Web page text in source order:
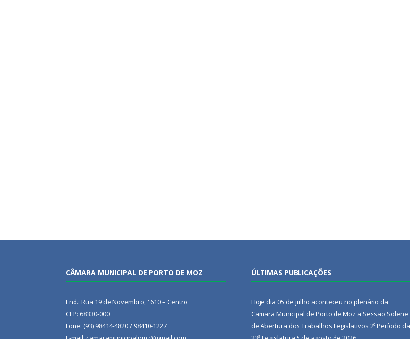
CÂMARA MUNICIPAL DE PORTO DE MOZ
End.: Rua 19 de Novembro, 1610 – Centro
CEP: 68330-000
Fone: (93) 98414-4820 / 98410-1227
ÚLTIMAS PUBLICAÇÕES
Hoje dia 05 de julho aconteceu no plenário da
Camara Municipal de Porto de Moz a Sessão Solene
de Abertura dos Trabalhos Legislativos 2º Período da